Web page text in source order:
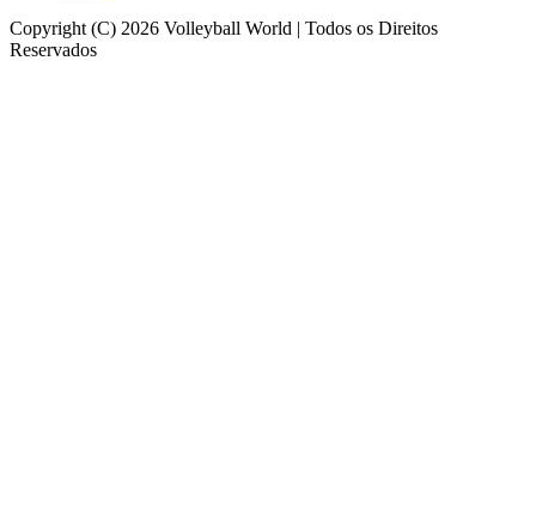
Copyright (C) 2026 Volleyball World | Todos os Direitos
Reservados